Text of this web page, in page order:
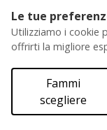
Le tue
Utilizziamo i cookie
offrirti la migliore
Fammi
scegliere